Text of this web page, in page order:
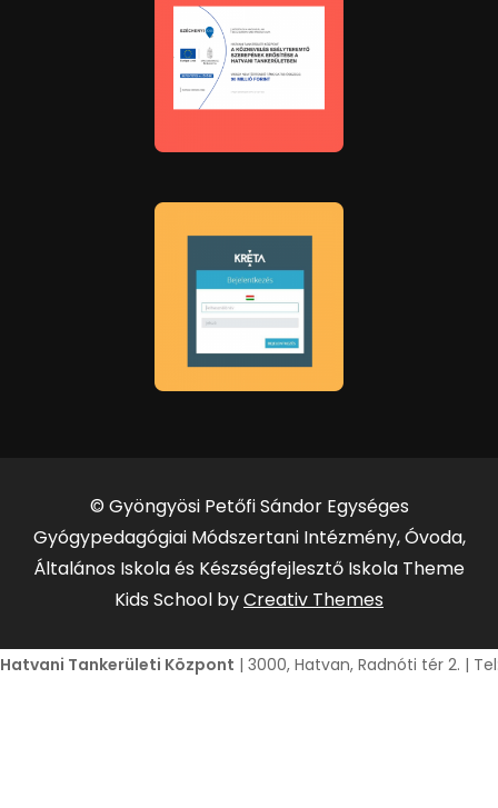
© Gyöngyösi Petőfi Sándor Egységes
Gyógypedagógiai Módszertani Intézmény, Óvoda,
Általános Iskola és Készségfejlesztő Iskola Theme
Kids School byCreativ Themes
Hatvani Tankerületi Központ | 3000, Hatvan, Radnóti tér 2. |